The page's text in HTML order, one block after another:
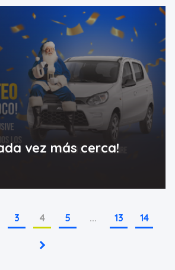
vez más cerca!
3 4 5 ... 13 14